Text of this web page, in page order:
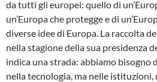
da tutti gli europei: quello di
un’Europa che protegge e di
diverse idee di Europa. La raccolta
nella stagione della sua presidenza
indica una strada: abbiamo bisogno
nella tecnologia, ma nelle